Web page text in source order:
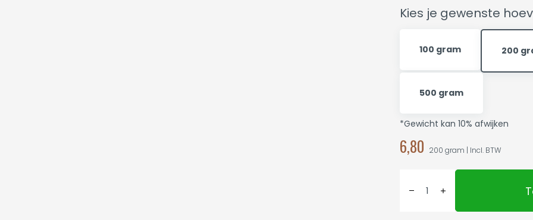
Kies je gewenste
100 gram 200
500 gram
*Gewicht kan 10% afwijken
6,80 200 gram | Incl. BTW